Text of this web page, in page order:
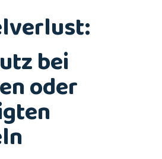
bei
oder